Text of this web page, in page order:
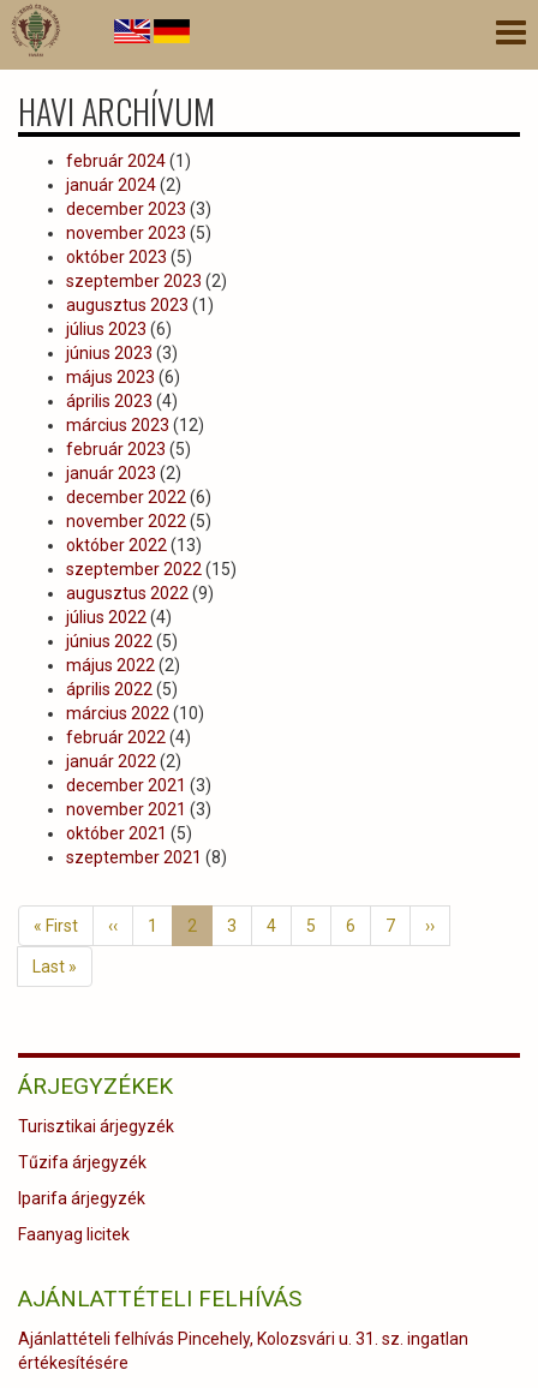
Ugrás
tartalomra
HAVI ARCHÍVUM
február 2024(1)
január 2024(2)
december 2023 (3)
november 2023 (5)
október 2023 (5)
szeptember 2023 (2)
augusztus 2023 (1)
július 2023 (6)
június 2023 (3)
május 2023 (6)
április 2023 (4)
március 2023 (12)
február 2023 (5)
január 2023 (2)
december 2022 (6)
november 2022 (5)
október 2022 (13)
szeptember 2022 (15)
augusztus 2022 (9)
július 2022 (4)
június 2022 (5)
május 2022 (2)
április 2022 (5)
március 2022 (10)
február 2022 (4)
január 2022 (2)
december 2021 (3)
november 2021 (3)
október 2021 (5)
szeptember 2021 (8)
Oldalszámozás
Első
oldal
« First
Előző
ioldal
‹‹ Page
1
Jelenlegi
oldal
2 Page
3 Page
4 Page
5 Page
6 Page
7
Következő
oldal
››
Utolsó
oldal
Last »
ÁRJEGYZÉKEK
Turisztikai árjegyzék
Tűzifa árjegyzék
Iparifa árjegyzék
Faanyag licitek
AJÁNLATTÉTELI FELHÍVÁS
Ajánlattételi felhívás Pincehely, Kolozsvári u. 31. sz. ingatlan
értékesítésére